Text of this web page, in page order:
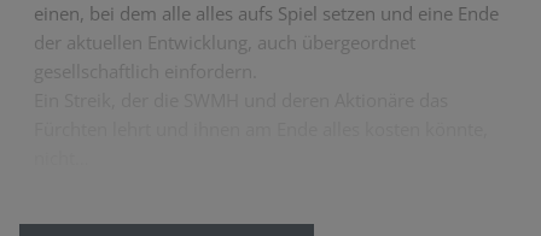
einen, bei dem alle alles aufs Spiel setzen und eine Ende
der aktuellen Entwicklung, auch übergeordnet